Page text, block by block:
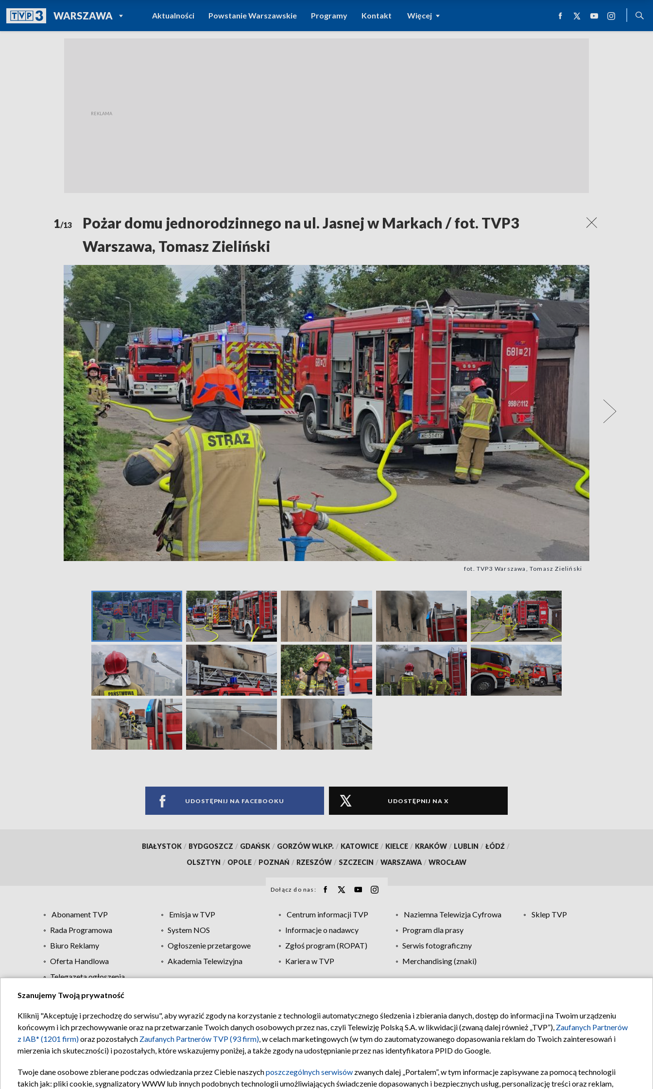
WARSZAWAPOWRÓT DO
TVP REGIONY
Aktualności Powstanie Warszawskie Programy Kontakt Więcej
1/13
Pożar domu jednorodzinnego na ul. Jasnej w Markach / fot. TVP3
Warszawa, Tomasz Zieliński
fot. TVP3 Warszawa, Tomasz Zieliński
UDOSTĘPNIJ NA FACEBOOKU UDOSTĘPNIJ NA X
BIAŁYSTOK / BYDGOSZCZ / GDAŃSK / GORZÓW WLKP. / KATOWICE / KIELCE / KRAKÓW / LUBLIN / ŁÓDŹ /
OLSZTYN / OPOLE / POZNAŃ / RZESZÓW / SZCZECIN / WARSZAWA / WROCŁAW
Dołącz do nas:
Abonament TVP Emisja w TVP Centrum informacji TVP Naziemna Telewizja Cyfrowa
Sklep TVP
Rada Programowa
System NOS Informacje o nadawcy
Program dla prasy
Biuro Reklamy
Ogłoszenie przetargowe Zgłoś program (ROPAT)
Serwis fotograficzny
Oferta Handlowa
Akademia Telewizyjna Kariera w TVP
Merchandising (znaki)
Telegazeta ogłoszenia
Regulamin TVP Polityka prywatności Moje zgody Pomoc Biuro reklamy Kontakt
Szanujemy Twoją prywatność
Kliknij "Akceptuję i przechodzę do serwisu", aby wyrazić zgody na korzystanie z technologii automatycznego śledzenia i zbierania danych, dostęp do informacji na Twoim urządzeniu
końcowym i ich przechowywanie oraz na przetwarzanie Twoich danych osobowych przez nas, czyli Telewizję Polską S.A. w likwidacji (zwaną dalej również „TVP”), Zaufanych Partnerów
z IAB* (1201 firm)oraz pozostałych Zaufanych Partnerów TVP (93 firm), w celach marketingowych (w tym do zautomatyzowanego dopasowania reklam do Twoich zainteresowań i
mierzenia ich skuteczności) i pozostałych, które wskazujemy poniżej, a także zgody na udostępnianie przez nas identyfikatora PPID do Google.
Twoje dane osobowe zbierane podczas odwiedzania przez Ciebie naszychposzczególnych serwisów zwanych dalej „Portalem”, w tym informacje zapisywane za pomocą technologii
takich jak: pliki cookie, sygnalizatory WWW lub innych podobnych technologii umożliwiających świadczenie dopasowanych i bezpiecznych usług, personalizację treści oraz reklam,